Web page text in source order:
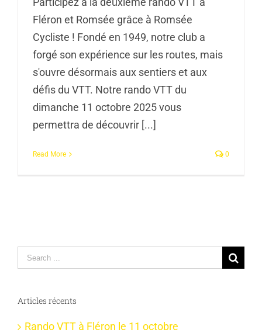
Fléron et Romsée grâce à Romsée
Cycliste ! Fondé en 1949, notre club a
forgé son expérience sur les routes, mais
s'ouvre désormais aux sentiers et aux
défis du VTT. Notre rando VTT du
dimanche 11 octobre 2025 vous
permettra de découvrir [...]
Read More 0
Search
for:
Articles récents
Rando VTT à Fléron le 11 octobre